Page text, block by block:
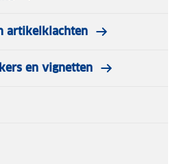
artikelklachten
en vignetten